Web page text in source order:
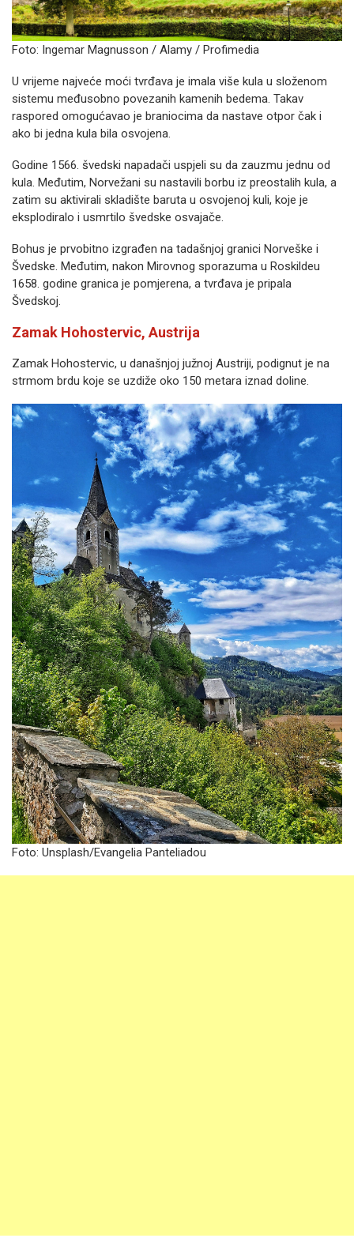
Foto: Ingemar Magnusson / Alamy / Profimedia
U vrijeme najveće moći tvrđava je imala više kula u složenom
sistemu međusobno povezanih kamenih bedema. Takav
raspored omogućavao je braniocima da nastave otpor čak i
ako bi jedna kula bila osvojena.
Godine 1566. švedski napadači uspjeli su da zauzmu jednu od
kula. Međutim, Norvežani su nastavili borbu iz preostalih kula, a
zatim su aktivirali skladište baruta u osvojenoj kuli, koje je
eksplodiralo i usmrtilo švedske osvajače.
Bohus je prvobitno izgrađen na tadašnjoj granici Norveške i
Švedske. Međutim, nakon Mirovnog sporazuma u Roskildeu
1658. godine granica je pomjerena, a tvrđava je pripala
Švedskoj.
Zamak Hohostervic, Austrija
Zamak Hohostervic, u današnjoj južnoj Austriji, podignut je na
strmom brdu koje se uzdiže oko 150 metara iznad doline.
Foto: Unsplash/Evangelia Panteliadou